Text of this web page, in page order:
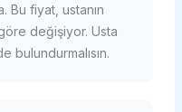
Bu fiyat, ustanın
değişiyor. Usta
bulundurmalısın.